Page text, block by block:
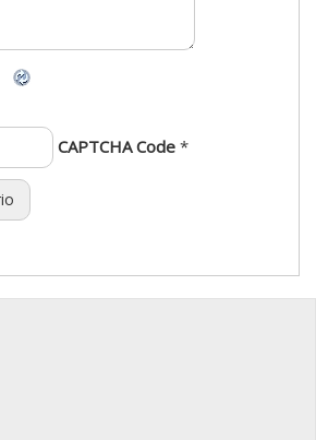
CAPTCHA Code *